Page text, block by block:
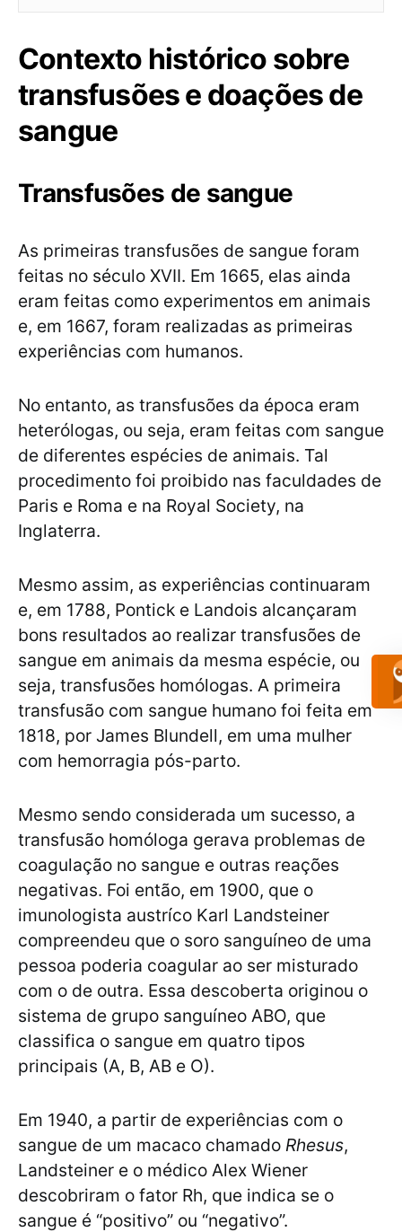
Contexto histórico sobre
transfusões e doações de
sangue
Transfusões de sangue
As primeiras transfusões de sangue foram
feitas no século XVII. Em 1665, elas ainda
eram feitas como experimentos em animais
e, em 1667, foram realizadas as primeiras
experiências com humanos.
No entanto, as transfusões da época eram
heterólogas, ou seja, eram feitas com sangue
de diferentes espécies de animais. Tal
procedimento foi proibido nas faculdades de
Paris e Roma e na Royal Society, na
Inglaterra.
Mesmo assim, as experiências continuaram
e, em 1788, Pontick e Landois alcançaram
bons resultados ao realizar transfusões de
sangue em animais da mesma espécie, ou
seja, transfusões homólogas. A primeira
transfusão com sangue humano foi feita em
1818, por James Blundell, em uma mulher
com hemorragia pós-parto.
Mesmo sendo considerada um sucesso, a
transfusão homóloga gerava problemas de
coagulação no sangue e outras reações
negativas. Foi então, em 1900, que o
imunologista austríco Karl Landsteiner
compreendeu que o soro sanguíneo de uma
pessoa poderia coagular ao ser misturado
com o de outra. Essa descoberta originou o
sistema de grupo sanguíneo ABO, que
classifica o sangue em quatro tipos
principais (A, B, AB e O).
Em 1940, a partir de experiências com o
sangue de um macaco chamado Rhesus,
Landsteiner e o médico Alex Wiener
descobriram o fator Rh, que indica se o
sangue é “positivo” ou “negativo”.